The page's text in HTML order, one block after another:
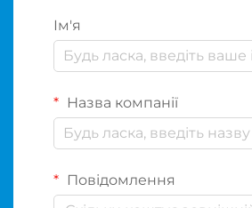
Ім'я
Назва компанії
Повідомлення